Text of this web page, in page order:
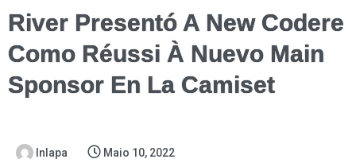
River Presentó A New Codere
Como Réussi À Nuevo Main
Sponsor En La Camiset
Inlapa Maio 10, 2022